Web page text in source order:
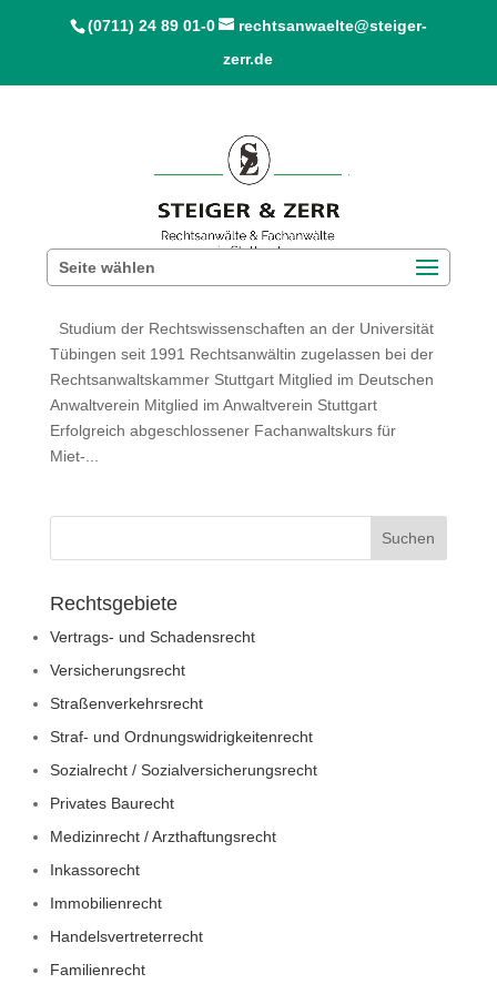
(0711) 24 89 01-0
rechtsanwaelte@steiger-
zerr.de
Seite wählen
Corinna Schröder-Hafemann
Studium der Rechtswissenschaften an der Universität
Tübingen seit 1991 Rechtsanwältin zugelassen bei der
Rechtsanwaltskammer Stuttgart Mitglied im Deutschen
Anwaltverein Mitglied im Anwaltverein Stuttgart
Erfolgreich abgeschlossener Fachanwaltskurs für
Miet-...
Rechtsgebiete
Vertrags- und Schadensrecht
Versicherungsrecht
Straßenverkehrsrecht
Straf- und Ordnungswidrigkeitenrecht
Sozialrecht / Sozialversicherungsrecht
Privates Baurecht
Medizinrecht / Arzthaftungsrecht
Inkassorecht
Immobilienrecht
Handelsvertreterrecht
Familienrecht